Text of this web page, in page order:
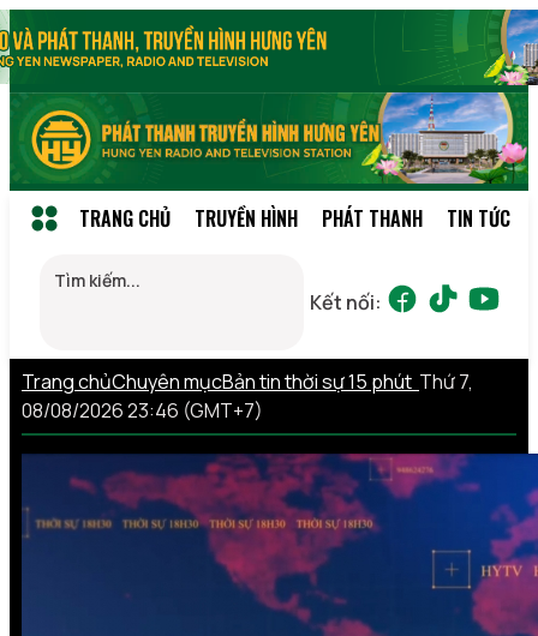
TRANG CHỦ TRUYỀN HÌNH PHÁT THANH TIN TỨC
Kết nối:
Trang chủChuyên mụcBản tin thời sự 15 phút Thứ 7,
08/08/2026 23:46 (GMT+7)